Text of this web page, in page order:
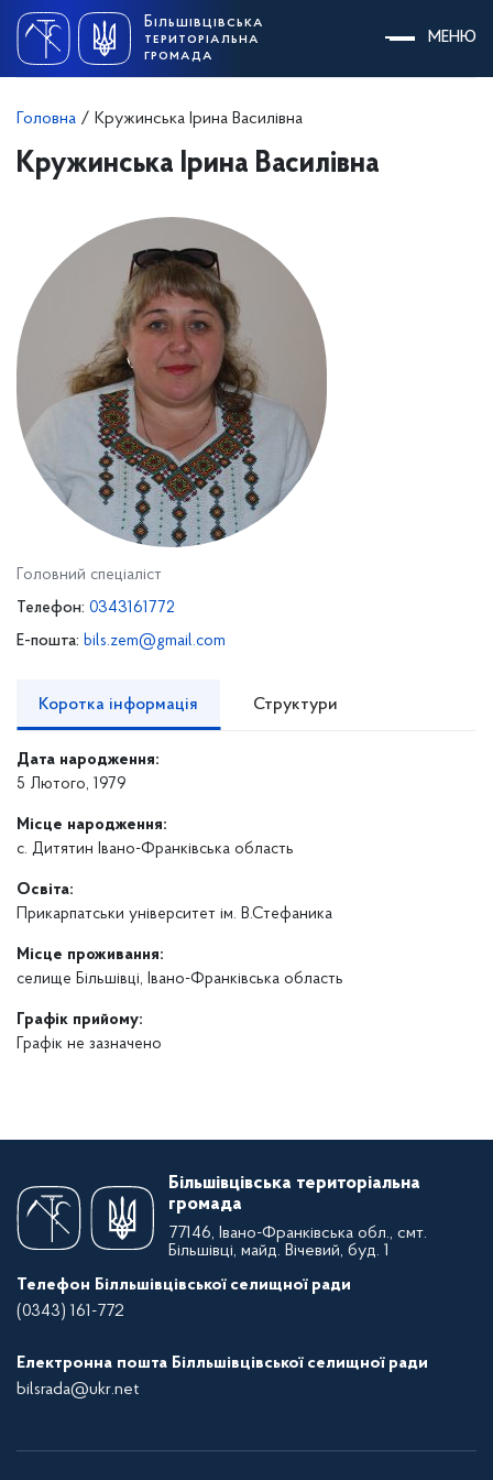
content
Більшівцівська
територіальна
громада
МЕНЮ
Головна / Кружинська Ірина Василівна
Кружинська Ірина Василівна
Головний спеціаліст
Телефон: 0343161772
E-пошта: bils.zem@gmail.com
Коротка інформація Структури
Дата народження:
5 Лютого, 1979
Місце народження:
с. Дитятин Івано-Франківська область
Освіта:
Прикарпатськи університет ім. В.Стефаника
Місце проживання:
селище Більшівці, Івано-Франківська область
Графік прийому:
Графік не зазначено
Більшівцівська територіальна
громада
77146, Івано-Франківська обл., смт.
Більшівці, майд. Вічевий, буд. 1
Телефон Білльшівцівської селищної ради
(0343) 161-772
Електронна пошта Білльшівцівської селищної ради
bilsrada@ukr.net